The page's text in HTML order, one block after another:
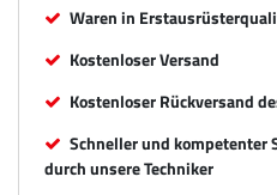
Waren in
Kostenloser Versand
Kostenloser Rückversand
Schneller und kompetenter
durch unsere Techniker